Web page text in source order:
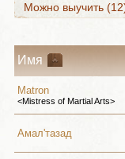
Можно выучить
Имя
Matron
<Mistress of Martial Arts>
Амал'тазад